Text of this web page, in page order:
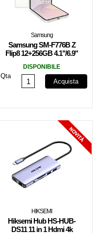
Samsung
Samsung SM-F776B Z
Flip8 12+256GB 4.1"/6.9"
DISPONIBILE
Qta
Acquista
HIKSEMI
Hiksemi Hub HS-HUB-
DS11 11 in 1 Hdmi 4k